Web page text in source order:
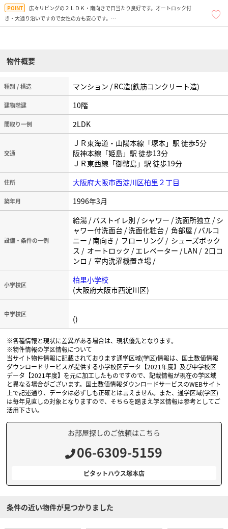
広々リビングの２ＬＤＫ・南向きで日当たり良好です。オートロック付
き・大通り沿いですので女性の方も安心です。
独立洗面台・室内洗濯機置場・２口ガスコンロ設置可。
物件概要
種別 / 構造 マンション / RC造(鉄筋コンクリート造)
建物階建 10階
間取り一例 2LDK
交通
ＪＲ東海道・山陽本線「塚本」駅 徒歩5分
阪神本線「姫島」駅 徒歩13分
ＪＲ東西線「御幣島」駅 徒歩19分
住所 大阪府大阪市西淀川区柏里２丁目
築年月 1996年3月
設備・条件の一例
給湯 / バストイレ別 / シャワー / 洗面所独立 / シ
ャワー付洗面台 / 洗面化粧台 / 角部屋 / バルコ
ニー / 南向き / フローリング / シューズボック
ス / オートロック / エレベーター / LAN / 2口コ
ンロ / 室内洗濯機置き場 /
小学校区
柏里小学校
(大阪府大阪市西淀川区)
中学校区 ()
※各種情報と現状に差異がある場合は、現状優先となります。
※物件情報の学区情報について
当サイト物件情報に記載されております通学区域(学区)情報は、国土数値情報
ダウンロードサービスが提供する小学校区データ【2021年度】及び中学校区
データ【2021年度】を元に加工したものですので、記載情報が現在の学区域
と異なる場合がございます。国土数値情報ダウンロードサービスのWEBサイト
上で記述通り、データは必ずしも正確とは言えません。また、通学区域(学区)
は毎年見直しの対象となりますので、そちらを踏まえ学区情報は参考としてご
活用下さい。
お部屋探しのご依頼はこちら
06-6309-5159
ピタットハウス塚本店
条件の近い物件が見つかりました